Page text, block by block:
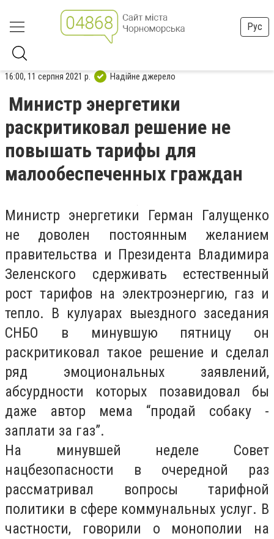
Рус
16:00, 11 серпня 2021 р. Надійне джерело
Министр энергетики
раскритиковал решение не
повышать тарифы для
малообеспеченных граждан
Министр энергетики Герман Галущенко
не доволен постоянным желанием
правительства и Президента Владимира
Зеленского сдерживать естественный
рост тарифов на электроэнергию, газ и
тепло. В кулуарах выездного заседания
СНБО в минувшую пятницу он
раскритиковал такое решение и сделал
ряд эмоциональных заявлений,
абсурдности которых позавидовал бы
даже автор мема “продай собаку -
заплати за газ”.
На минувшей неделе Совет
нацбезопасности в очередной раз
рассматривал вопросы тарифной
политики в сфере коммунальных услуг. В
частности, говорили о монополии на